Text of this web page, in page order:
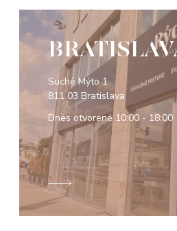
Suché Mýto 1
811 03 Bratislava
Dnes otvorené 10:00 - 18:00